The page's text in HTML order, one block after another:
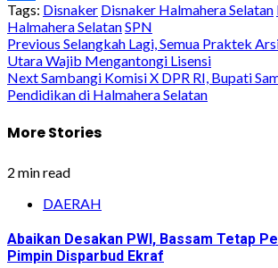
Share
Tags: Disnaker Disnaker Halmahera Selatan
Halmahera SelatanSPN
Post
navigation
Previous Selangkah Lagi, Semua Praktek
Utara Wajib Mengantongi Lisensi
NextSambangi Komisi X DPR RI, Bupati
Pendidikan di Halmahera Selatan
More Stories
2 min read
DAERAH
Abaikan Desakan PWI, Bassam Tetap
Pimpin Disparbud Ekraf